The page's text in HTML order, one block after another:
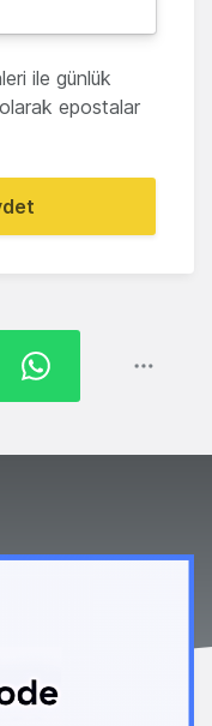
ile günlük
epostalar